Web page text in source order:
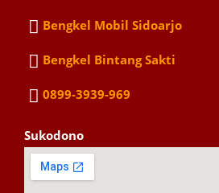
Bengkel Mobil Sidoarjo
Bengkel Bintang Sakti
0899-3939-969
Sukodono